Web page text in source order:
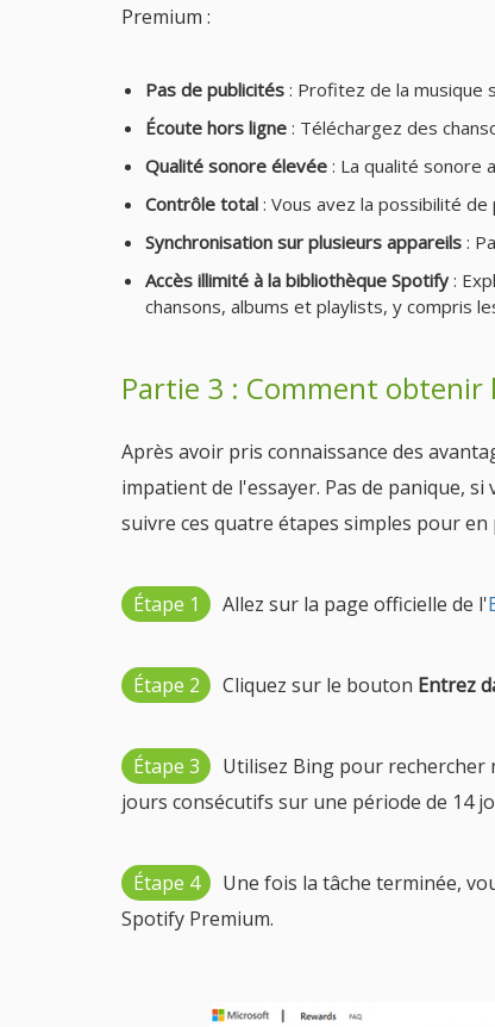
Premium :
Pas de publicités : Profitez de la musique
Écoute hors ligne : Téléchargez des
Qualité sonore élevée : La qualité sonore
Contrôle total : Vous avez la possibilité
Synchronisation sur plusieurs appareils :
Accès illimité à la bibliothèque Spotify :
chansons, albums et playlists, y compris
Partie 3 : Comment
Après avoir pris connaissance des
impatient de l'essayer. Pas de panique,
suivre ces quatre étapes simples pour
Étape 1 Allez sur la page officielle de l'
Étape 2 Cliquez sur le bouton Entrez
Étape 3
Utilisez Bing pour
jours consécutifs sur une période de 14
Étape 4
Une fois la tâche terminée,
Spotify Premium.